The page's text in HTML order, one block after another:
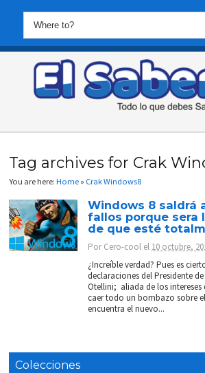
Tag archives for Crak
You are here:Home » Crak Windows8
Windows 8 saldrá
fallos porque sera
de que esté
PorCero-cool el 10 octubre,
¿Increíble verdad? Pues es
declaraciones del Presidente
Otellini; aliada de los
caer todo un bombazo sobre
encuentra el nuevo...
Colecciones